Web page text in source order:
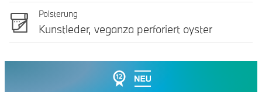
Polsterung
Kunstleder, veganza perforiert oyster